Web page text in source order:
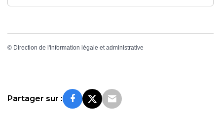
© Direction de l'information légale et administrative
Partager sur :